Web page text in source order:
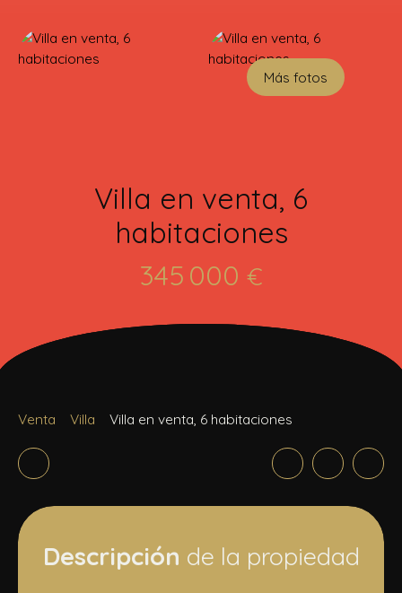
Más fotos
Villa en venta, 6
habitaciones
345 000 €
Venta Villa Villa en venta, 6 habitaciones
Descripción de la propiedad